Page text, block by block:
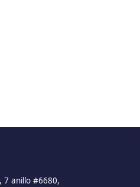
7 anillo #6680,